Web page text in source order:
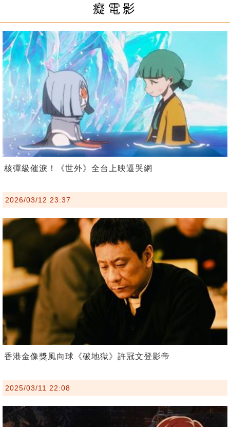
癡電影
核彈級催淚！《世外》全台上映逼哭網
2026/03/12 23:37
香港金像獎風向球《破地獄》許冠文登影帝
2025/03/11 22:08